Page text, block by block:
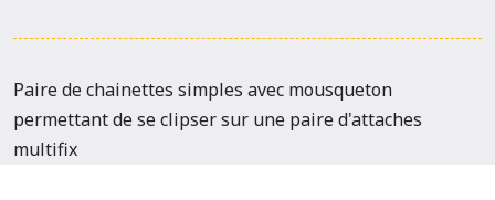
Paire de chainettes simples avec mousqueton
permettant de se clipser sur une paire d'attaches
multifix